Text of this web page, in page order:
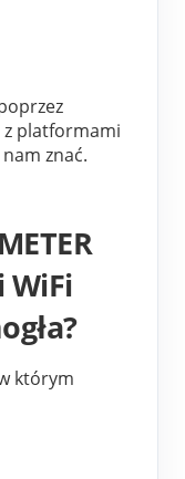
z platformami
znać.
którym